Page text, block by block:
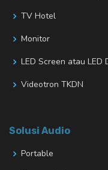
TV Hotel
Monitor
LED Screen atau LED
Videotron TKDN
Solusi Audio
Portable